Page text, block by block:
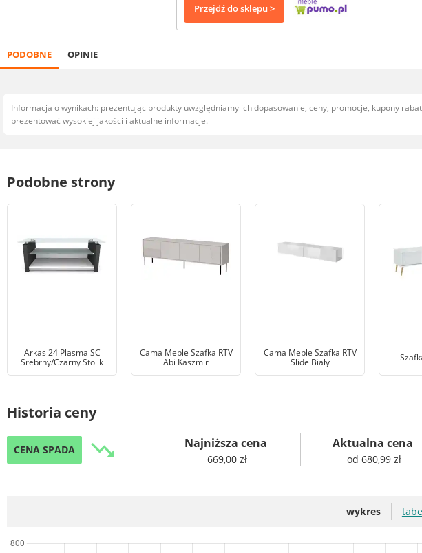
Przejdź do sklepu >
PODOBNE OPINIE
Informacja o wynikach: prezentując produkty uwzględniamy ich dopasowanie, ceny, promocje, kupony
prezentować wysokiej jakości i aktualne informacje.
Podobne strony
Arkas 24 Plasma SC
Srebrny/Czarny Stolik
Cama Meble Szafka RTV
Abi Kaszmir
Cama Meble Szafka RTV
Slide Biały
Historia ceny
CENA SPADA trending_down Najniższa cena
669,00 zł
Aktualna cena
od 680,99 zł
wykres